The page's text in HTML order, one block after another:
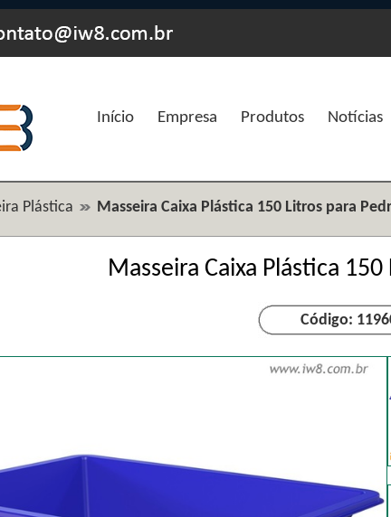
Início Empresa Produtos Notícias
Plástica Masseira Caixa Plástica 150 Litros para
Masseira Caixa Plástica
Código: